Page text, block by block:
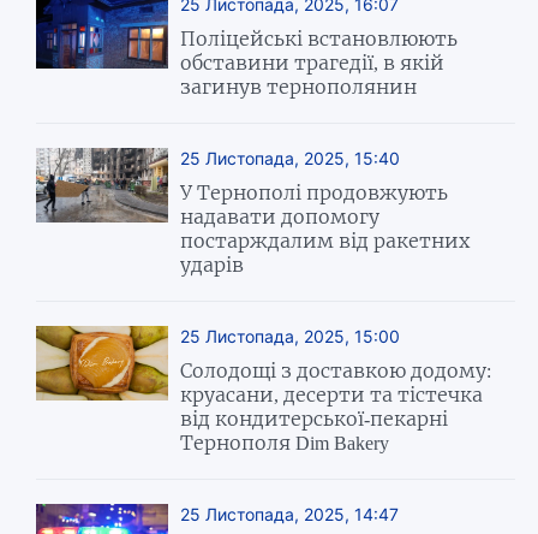
Поліцейські встановлюють
обставини трагедії, в якій
загинув тернополянин
25 Листопада, 2025, 15:40
У Тернополі продовжують
надавати допомогу
постарждалим від ракетних
ударів
25 Листопада, 2025, 15:00
Солодощі з доставкою додому:
круасани, десерти та тістечка
від кондитерської-пекарні
Тернополя Dim Bakery
25 Листопада, 2025, 14:47